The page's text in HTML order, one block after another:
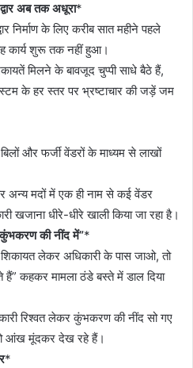
अब तक अधूरा*
निर्माण के लिए करीब सात महीने पहले
कार्य शुरू तक नहीं हुआ।
मिलने के बावजूद चुप्पी साधे बैठे हैं,
के हर स्तर पर भ्रष्टाचार की जड़ें जम
बिलों और फर्जी वेंडरों के माध्यम से लाखों
अन्य मदों में एक ही नाम से कई वेंडर
खजाना धीरे-धीरे खाली किया जा रहा है।
कुंभकरण की नींद में”*
शिकायत लेकर अधिकारी के पास जाओ, तो
हैं” कहकर मामला ठंडे बस्ते में डाल दिया
रिश्वत लेकर कुंभकरण की नींद सो गए
आंख मूंदकर देख रहे हैं।
*